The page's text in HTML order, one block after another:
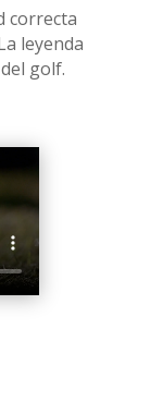
correcta
leyenda
golf.